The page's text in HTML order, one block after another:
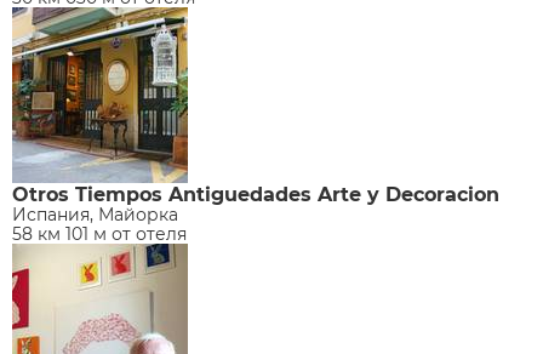
Otros Tiempos Antiguedades Arte y Decoracion
Испания, Майорка
58 км 101 м от отеля